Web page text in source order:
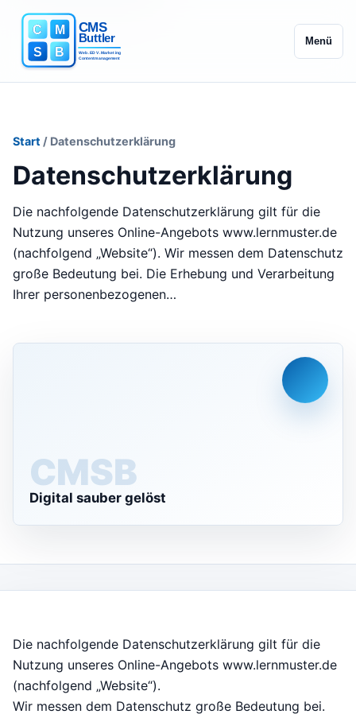
Menü
Start / Datenschutzerklärung
Datenschutzerklärung
Die nachfolgende Datenschutzerklärung gilt für die
Nutzung unseres Online-Angebots www.lernmuster.de
(nachfolgend „Website“). Wir messen dem Datenschutz
große Bedeutung bei. Die Erhebung und Verarbeitung
Ihrer personenbezogenen…
CMS
Digital sauber gelöst
Die nachfolgende Datenschutzerklärung gilt für die
Nutzung unseres Online-Angebots www.lernmuster.de
(nachfolgend „Website“).
Wir messen dem Datenschutz große Bedeutung bei.